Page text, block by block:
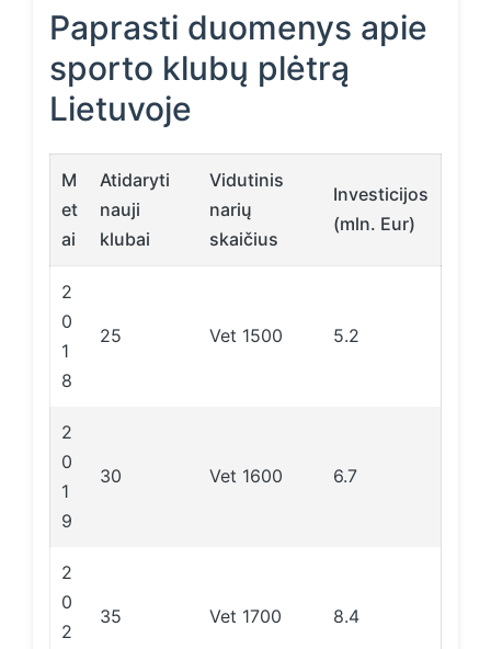
Paprasti duomenys apie
sporto klubų plėtrą
Lietuvoje
M
et
ai
Atidaryti
nauji
klubai
Vidutinis
narių
skaičius
Investicijos
(mln. Eur)
2
0
1
8
25 Vet 1500 5.2
2
0
1
9
30 Vet 1600 6.7
2
0
2
35 Vet 1700 8.4